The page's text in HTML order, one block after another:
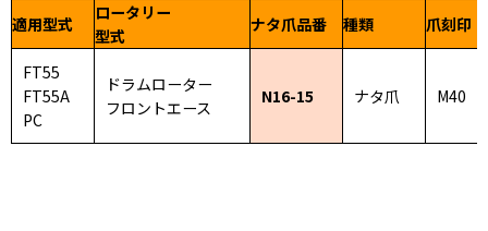
適用型式
ロータリー
型式
ナタ爪品番 種類 爪刻印
FT55
FT55A
PC
ドラムローター
フロントエース
N16-15 ナタ爪 M40